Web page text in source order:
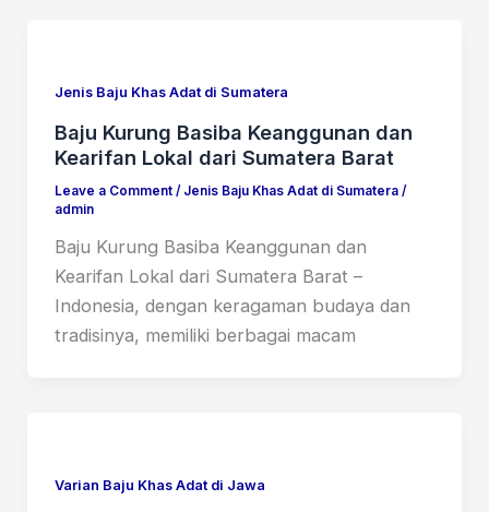
Jenis Baju Khas Adat di Sumatera
Baju Kurung Basiba Keanggunan dan
Kearifan Lokal dari Sumatera Barat
Leave a Comment / Jenis Baju Khas Adat di Sumatera/
admin
Baju Kurung Basiba Keanggunan dan
Kearifan Lokal dari Sumatera Barat –
Indonesia, dengan keragaman budaya dan
tradisinya, memiliki berbagai macam
Varian Baju Khas Adat di Jawa